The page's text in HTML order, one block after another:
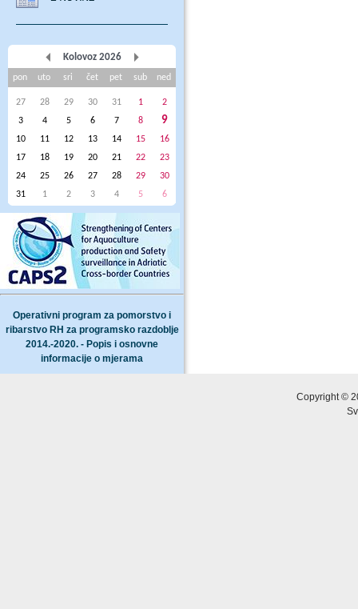
Kolovoz 2026
pon uto sri čet pet sub ned
27 28 29 30 31 1
2
3
4 5 6 7 8 9
10 11 12 13 14 15
16
17
18 19 20 21 22
23
24
25 26 27 28 29
30
31
1 2 3 4 5 6
Operativni program za pomorstvo i
ribarstvo RH za programsko razdoblje
2014.-2020. - Popis i osnovne
informacije o mjerama
Copyright ©